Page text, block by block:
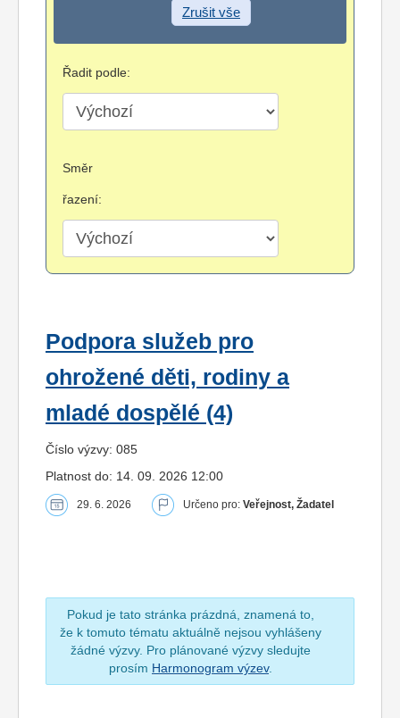
Zrušit vše
Řadit podle:
Směr
řazení:
Podpora služeb pro
ohrožené děti, rodiny a
mladé dospělé (4)
Číslo výzvy: 085
Platnost do: 14. 09. 2026 12:00
29. 6. 2026 Určeno pro: Veřejnost, Žadatel
Pokud je tato stránka prázdná, znamená to,
že k tomuto tématu aktuálně nejsou vyhlášeny
žádné výzvy. Pro plánované výzvy sledujte
prosím Harmonogram výzev.